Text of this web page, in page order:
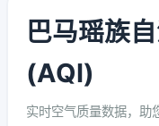
巴马瑶族
(AQI)
实时空气质量数据，助